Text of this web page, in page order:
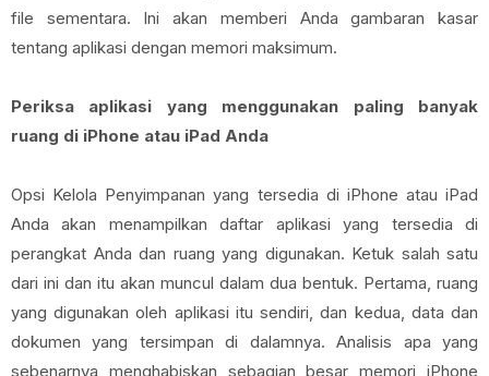
file sementara. Ini akan memberi Anda gambaran kasar
tentang aplikasi dengan memori maksimum.
Periksa aplikasi yang menggunakan paling banyak
ruang di iPhone atau iPad Anda
Opsi Kelola Penyimpanan yang tersedia di iPhone atau iPad
Anda akan menampilkan daftar aplikasi yang tersedia di
perangkat Anda dan ruang yang digunakan. Ketuk salah satu
dari ini dan itu akan muncul dalam dua bentuk. Pertama, ruang
yang digunakan oleh aplikasi itu sendiri, dan kedua, data dan
dokumen yang tersimpan di dalamnya. Analisis apa yang
sebenarnya menghabiskan sebagian besar memori iPhone